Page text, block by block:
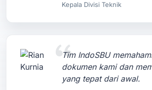
Kepala Divisi Teknik
Tim IndoSBU
dokumen kami dan
yang tepat dari awal.